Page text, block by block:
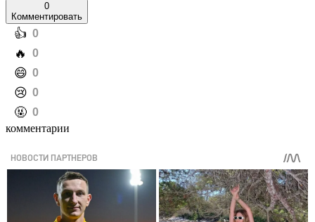
0
Комментировать
️👍 0
️🔥 0
️😄 0
️😢 0
️🤬 0
комментарии